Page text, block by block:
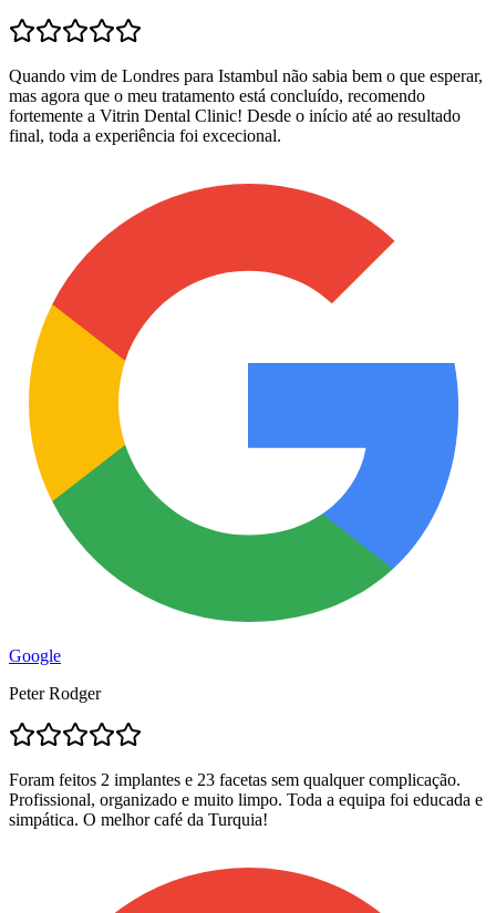
Quando vim de Londres para Istambul não sabia bem o que esperar,
mas agora que o meu tratamento está concluído, recomendo
fortemente a Vitrin Dental Clinic! Desde o início até ao resultado
final, toda a experiência foi excecional.
Google
Peter Rodger
Foram feitos 2 implantes e 23 facetas sem qualquer complicação.
Profissional, organizado e muito limpo. Toda a equipa foi educada e
simpática. O melhor café da Turquia!